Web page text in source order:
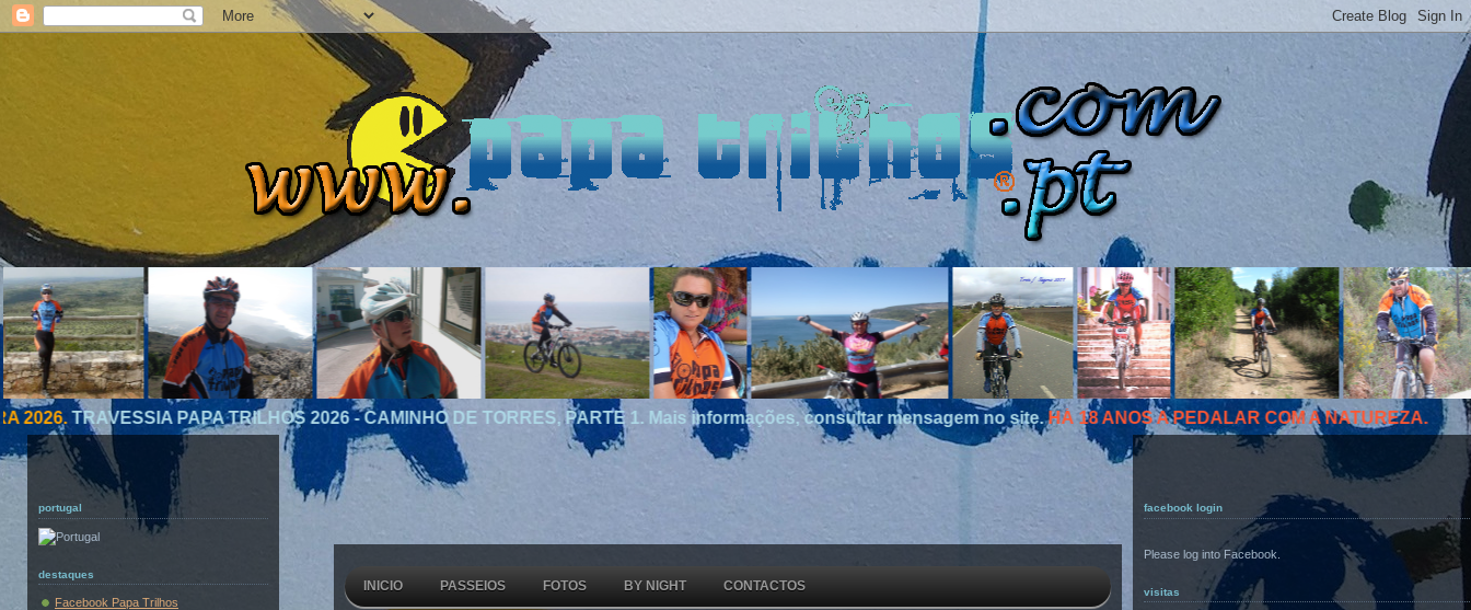
PAPA TRILHOS 2026 - CAMINHO DE TORRES, PARTE 1. Mais informações, consultar mensagem no site.HÁ 18 ANOS A PEDALAR COM A NATUREZA.
portugal
destaques
Facebook Papa Trilhos
INICIO PASSEIOS FOTOS BY NIGHT CONTACTOS
facebook login
Please log into Facebook.
visitas